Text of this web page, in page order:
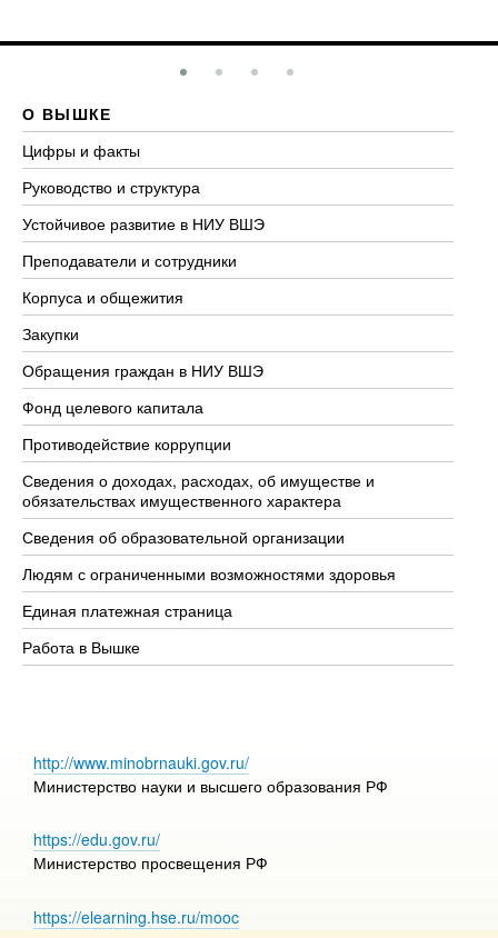
О ВЫШКЕ
Цифры и факты
Руководство и структура
Устойчивое развитие в НИУ ВШЭ
Преподаватели и сотрудники
Корпуса и общежития
Закупки
Обращения граждан в НИУ ВШЭ
Фонд целевого капитала
Противодействие коррупции
Сведения о доходах, расходах, об имуществе и
обязательствах имущественного характера
Сведения об образовательной организации
Людям с ограниченными возможностями здоровья
Единая платежная страница
Работа в Вышке
http://www.minobrnauki.gov.ru/
Министерство науки и высшего образования РФ
https://edu.gov.ru/
Министерство просвещения РФ
https://elearning.hse.ru/mooc